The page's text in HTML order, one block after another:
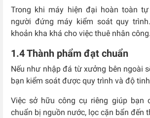
Trong khi máy hiện đại hoàn toàn
người đứng máy kiểm soát quy
khoản kha khá cho việc thuê nhân công.
1.4 Thành phẩm đạt chuẩn
Nếu như nhập đá từ xưởng bên ngoài
bạn kiểm soát được quy trình và độ
Việc sở hữu công cụ riêng giúp bạn
chuẩn bị nguồn nước, lọc cặn bẩn đến